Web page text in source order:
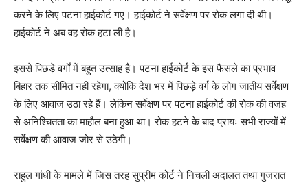
करने के लिए पटना हाईकोर्ट गए। हाईकोर्ट ने सर्वेक्षण पर रोक लगा दी थी।
हाईकोर्ट ने अब वह रोक हटा ली है।
इससे पिछड़े वर्गों में बहुत उत्साह है। पटना हाईकोर्ट के इस फैसले का प्रभाव
बिहार तक सीमित नहीं रहेगा, क्योंकि देश भर में पिछड़े वर्ग के लोग जातीय सर्वेक्षण
के लिए आवाज उठा रहे हैं। लेकिन सर्वेक्षण पर पटना हाईकोर्ट की रोक की वजह
से अनिश्चितता का माहौल बना हुआ था। रोक हटने के बाद प्रायः सभी राज्यों में
सर्वेक्षण की आवाज जोर से उठेगी।
राहुल गांधी के मामले में जिस तरह सुप्रीम कोर्ट ने निचली अदालत तथा गुजरात